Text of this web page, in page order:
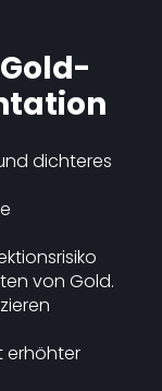
dichteres
von Gold.
erhöhter